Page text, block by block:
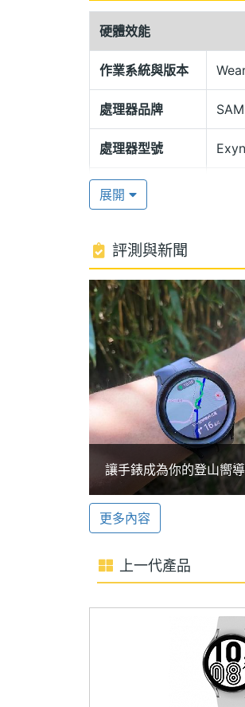
SAMSUNG Galaxy
面；提供 Wi-Fi 4、藍
幕就能切換輸入模式；
首頁常用功能整合至同
三合一 BioActive 感應器
SAMSUNG Galaxy
16GB ROM；配備
秒即能快速了解體脂肪
及連續血氧等監測功能
追蹤返回路線
SAMSUNG Galaxy
域等地圖，並能透過指
返回路線（Trackback
徑；內建 590mAh 電池
SAMSUNG Galaxy
◎ 可與 Android 8.0 以
◎ 1.4 吋 450 x
◎ SAMSUNG Exynos
◎ 1.5GB RAM / 16GB
硬體效能
作業系統與版本
處理器品牌
處理器型號
處理器時脈
圖形處理器
RAM記憶體 1.5
ROM儲存空間 16
電池容量 590
單機使用時間 80
顯示螢幕
主螢幕尺寸 1.4
主螢幕像素密度 455
Yes
展開
評測與新聞
讓手錶成為你的登山嚮
Watch5 Pro支援導入GPX
更多內容
上一代產品